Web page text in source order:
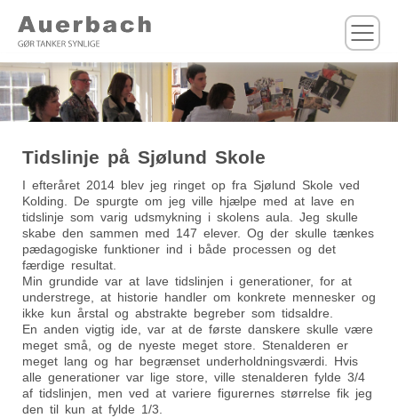
Tidslinje på Sjølund Skole
I efteråret 2014 blev jeg ringet op fra Sjølund Skole ved
Kolding. De spurgte om jeg ville hjælpe med at lave en
tidslinje som varig udsmykning i skolens aula. Jeg skulle
skabe den sammen med 147 elever. Og der skulle tænkes
pædagogiske funktioner ind i både processen og det
færdige resultat.
Min grundide var at lave tidslinjen i generationer, for at
understrege, at historie handler om konkrete mennesker og
ikke kun årstal og abstrakte begreber som tidsaldre.
En anden vigtig ide, var at de første danskere skulle være
meget små, og de nyeste meget store. Stenalderen er
meget lang og har begrænset underholdningsværdi. Hvis
alle generationer var lige store, ville stenalderen fylde 3/4
af tidslinjen, men ved at variere figurernes størrelse fik jeg
den til kun at fylde 1/3.